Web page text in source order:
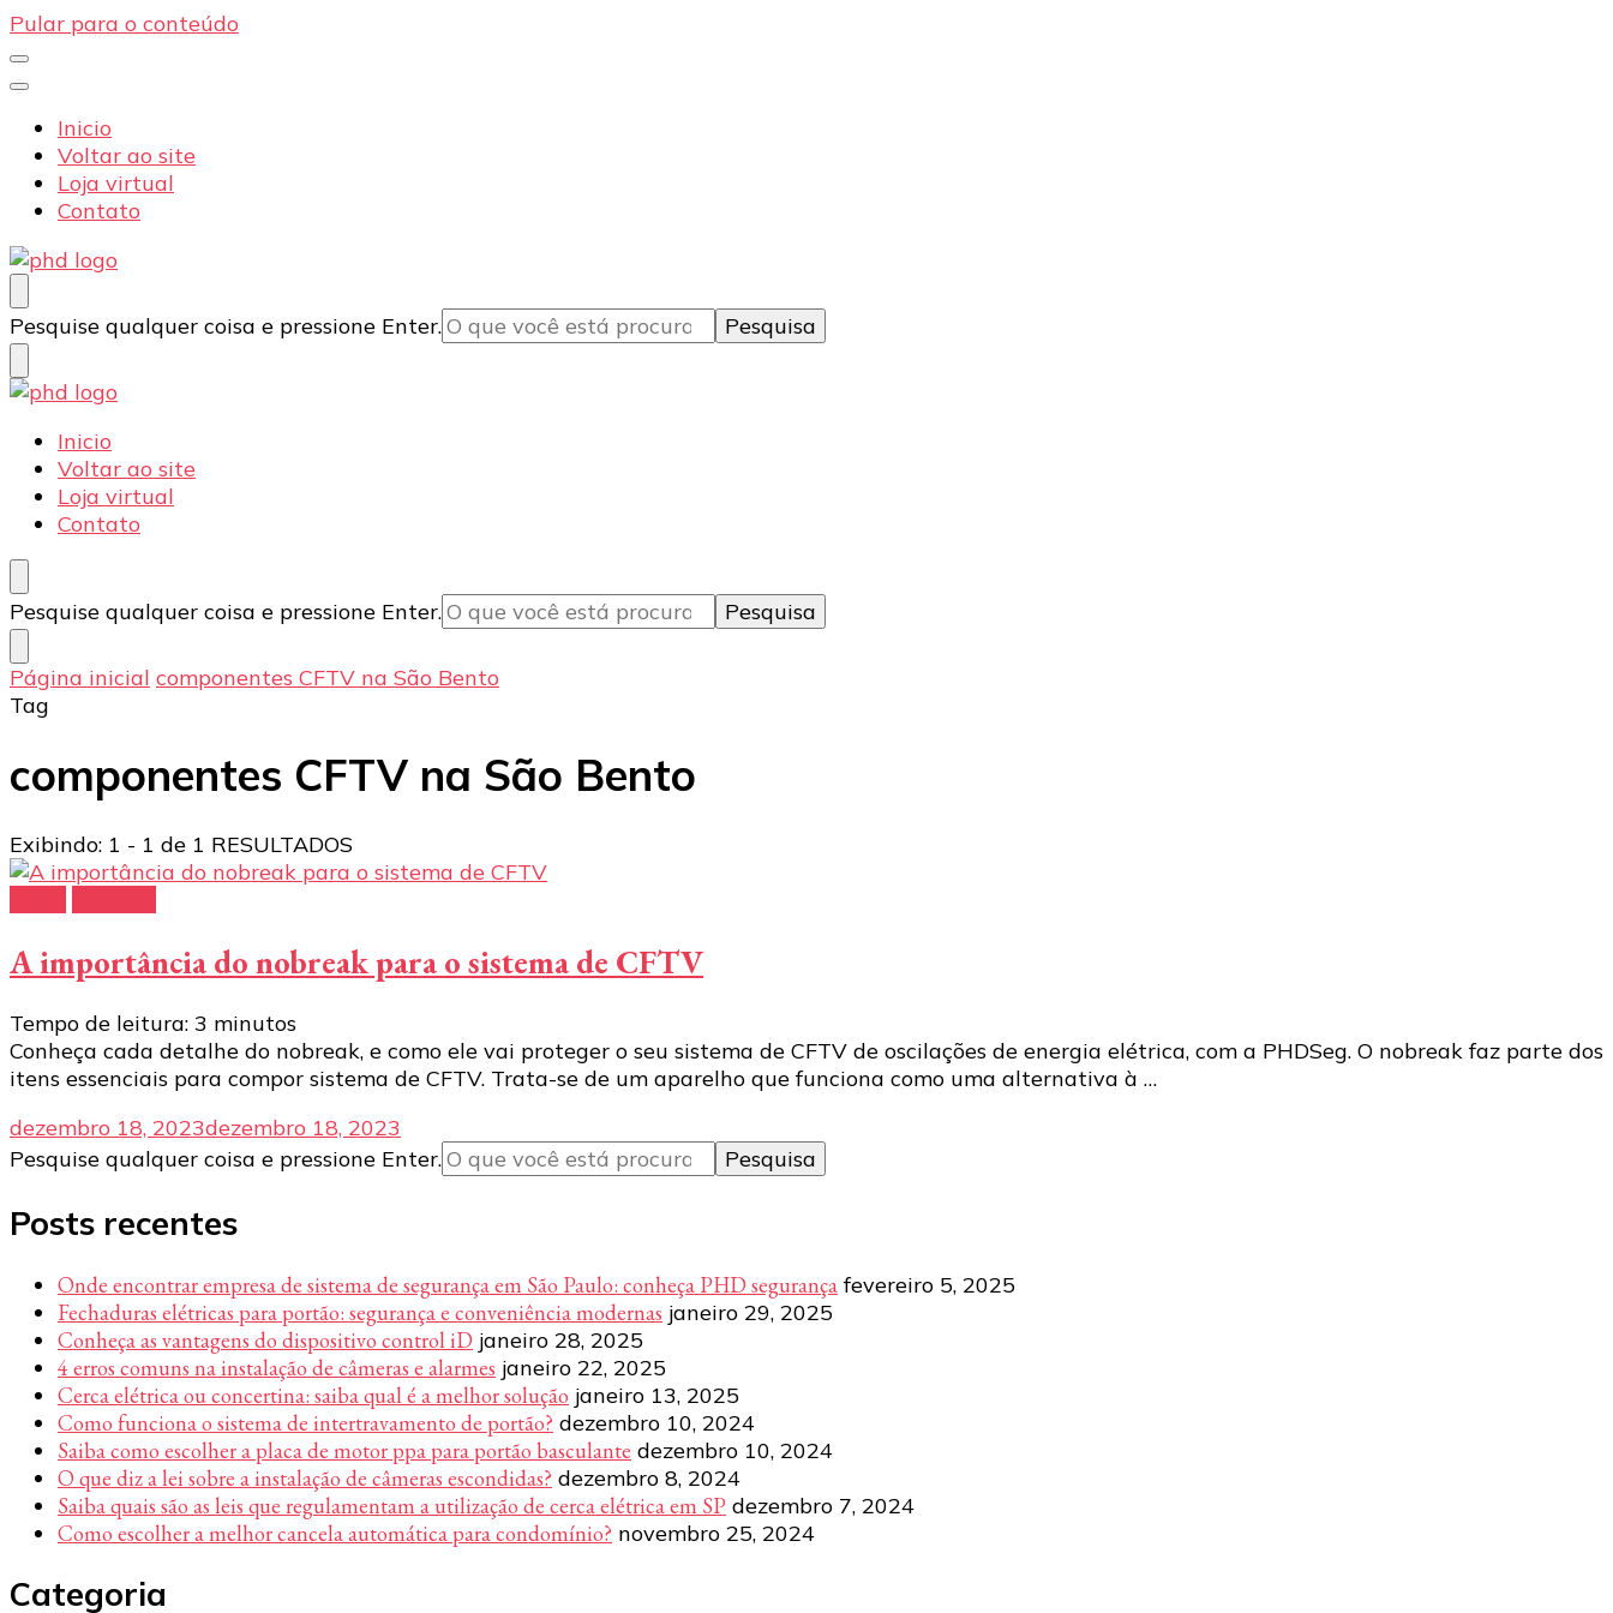
Pular para o conteúdo
Inicio
Voltar ao site
Loja virtual
Contato
PHD Seg
Blog
Procurando
algo?
Pesquise qualquer coisa e pressione Enter.
PHD Seg
Blog
Inicio
Voltar ao site
Loja virtual
Contato
Procurando
algo?
Pesquise qualquer coisa e pressione Enter.
Página inicial componentes CFTV na São Bento
Tag
componentes CFTV na São Bento
Exibindo: 1 - 1 de 1 RESULTADOS
A importância do nobreak para o sistema de CFTV
Tempo de leitura: 3 minutos
Conheça cada detalhe do nobreak, e como ele vai proteger o seu sistema de CFTV de oscilações de energia elétrica, com a PHDSeg. O nobreak faz parte dos
itens essenciais para compor sistema de CFTV. Trata-se de um aparelho que funciona como uma alternativa à …
dezembro 18, 2023dezembro 18, 2023
Procurando
Pesquise qualquer coisa e pressione Enter.
Posts recentes
Onde encontrar empresa de sistema de segurança em São Paulo: conheça PHD segurança fevereiro 5, 2025
Fechaduras elétricas para portão: segurança e conveniência modernas janeiro 29, 2025
Conheça as vantagens do dispositivo control iD janeiro 28, 2025
4 erros comuns na instalação de câmeras e alarmes janeiro 22, 2025
Cerca elétrica ou concertina: saiba qual é a melhor solução janeiro 13, 2025
Como funciona o sistema de intertravamento de portão? dezembro 10, 2024
Saiba como escolher a placa de motor ppa para portão basculante dezembro 10, 2024
O que diz a lei sobre a instalação de câmeras escondidas? dezembro 8, 2024
Saiba quais são as leis que regulamentam a utilização de cerca elétrica em SP dezembro 7, 2024
Como escolher a melhor cancela automática para condomínio? novembro 25, 2024
Categoria